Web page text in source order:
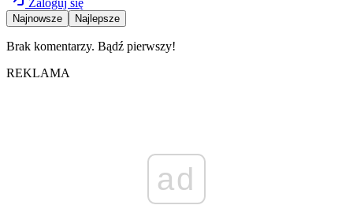
Zaloguj się
Najnowsze Najlepsze
Brak komentarzy. Bądź pierwszy!
REKLAMA
ad